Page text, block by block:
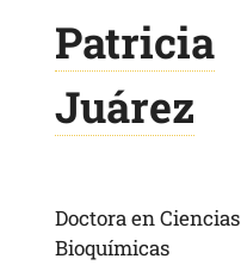
Patricia
Juárez
Doctora en Ciencias
Bioquímicas